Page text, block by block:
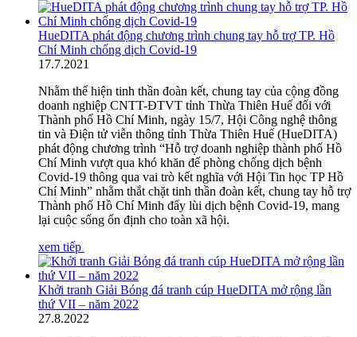
HueDITA phát động chương trình chung tay hỗ trợ TP. Hồ
Chí Minh chống dịch Covid-19
17.7.2021
Nhằm thể hiện tinh thần đoàn kết, chung tay của cộng đồng
doanh nghiệp CNTT-ĐTVT tỉnh Thừa Thiên Huế đối với
Thành phố Hồ Chí Minh, ngày 15/7, Hội Công nghệ thông
tin và Điện tử viễn thông tỉnh Thừa Thiên Huế (HueDITA)
phát động chương trình “Hỗ trợ doanh nghiệp thành phố Hồ
Chí Minh vượt qua khó khăn để phòng chống dịch bệnh
Covid-19 thông qua vai trò kết nghĩa với Hội Tin học TP Hồ
Chí Minh” nhằm thắt chặt tinh thần đoàn kết, chung tay hỗ trợ
Thành phố Hồ Chí Minh đẩy lùi dịch bệnh Covid-19, mang
lại cuộc sống ổn định cho toàn xã hội.
xem tiếp
Khởi tranh Giải Bóng đá tranh cúp HueDITA mở rộng lần
thứ VII – năm 2022
27.8.2022